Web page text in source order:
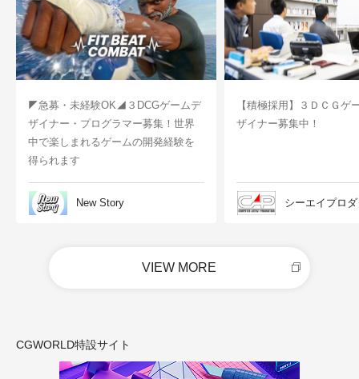
◤急募・未経験OK◢３DCGゲームデ
ザイナー・プログラマー募集！世界
中で楽しまれるゲームの開発経験を
得られます
New Story
【積極採用】３ＤＣＧゲ
ザイナー募集中！
シーエイプロ
VIEW MORE
CGWORLD特設サイト